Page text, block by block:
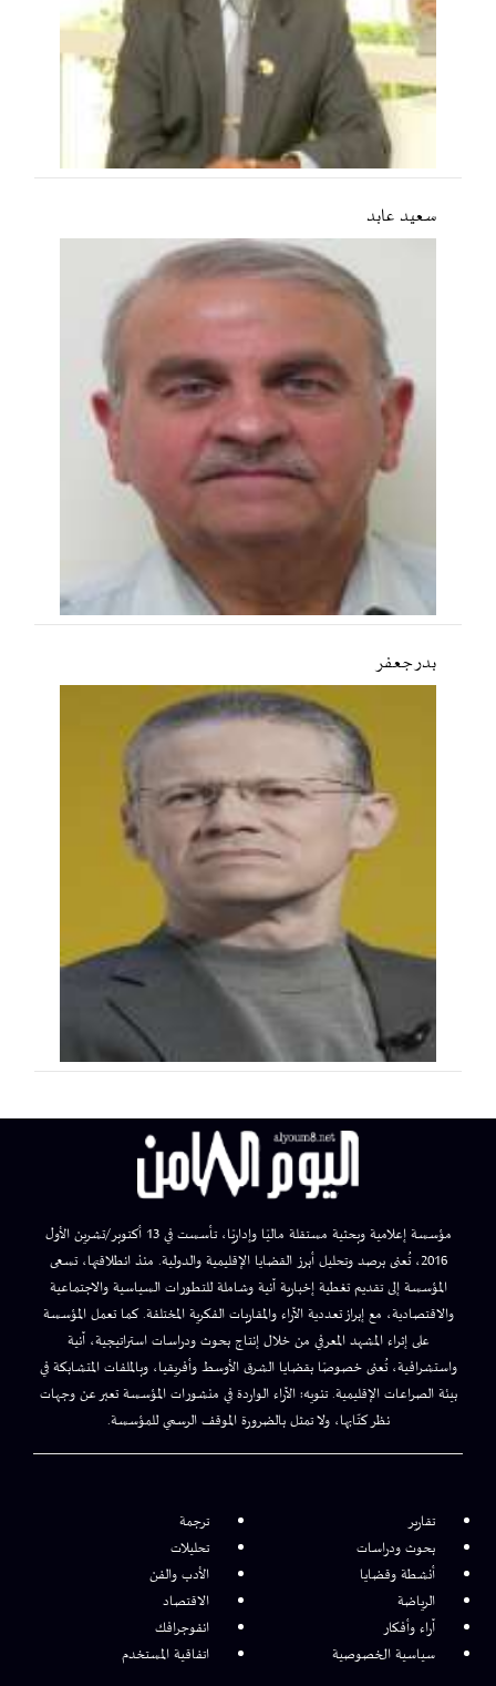
سعید عابد
بدر جعفر
مؤسسة إعلامية وبحثية مستقلة ماليًا وإداريًا، تأسست في 13 أكتوبر/تشرين الأول
2016، تُعنى برصد وتحليل أبرز القضايا الإقليمية والدولية. منذ انطلاقتها، تسعى
المؤسسة إلى تقديم تغطية إخبارية آنية وشاملة للتطورات السياسية والاجتماعية
والاقتصادية، مع إبراز تعددية الآراء والمقاربات الفكرية المختلفة. كما تعمل المؤسسة
على إثراء المشهد المعرفي من خلال إنتاج بحوث ودراسات استراتيجية، آنية
واستشرافية، تُعنى خصوصًا بقضايا الشرق الأوسط وأفريقيا، وبالملفات المتشابكة في
بيئة الصراعات الإقليمية. تنويه: الآراء الواردة في منشورات المؤسسة تعبر عن وجهات
نظر كتّابها، ولا تمثل بالضرورة الموقف الرسمي للمؤسسة.
تقارير
ترجمة
بحوث ودراسات
تحليلات
أنشطة وقضايا
الأدب والفن
الرياضة
الاقتصاد
آراء وأفكار
انفوجرافك
سياسية الخصوصية
اتفاقية المستخدم